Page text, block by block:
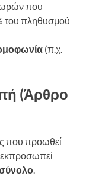
που
του πληθυσμού
(π.χ.
(Άρθρο
που προωθεί
.